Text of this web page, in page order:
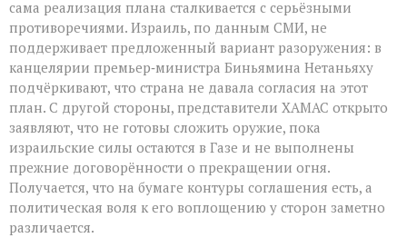
сама реализация плана сталкивается с серьёзными
противоречиями. Израиль, по данным СМИ, не
поддерживает предложенный вариант разоружения: в
канцелярии премьер‑министра Биньямина Нетаньяху
подчёркивают, что страна не давала согласия на этот
план. С другой стороны, представители ХАМАС открыто
заявляют, что не готовы сложить оружие, пока
израильские силы остаются в Газе и не выполнены
прежние договорённости о прекращении огня.
Получается, что на бумаге контуры соглашения есть, а
политическая воля к его воплощению у сторон заметно
различается.